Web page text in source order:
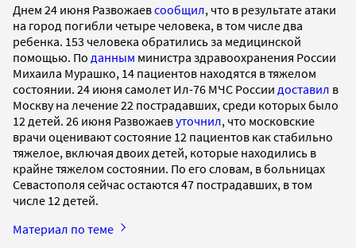
Днем 24 июня Развожаевсообщил, что в результате атаки
на город погибли четыре человека, в том числе два
ребенка. 153 человека обратились за медицинской
помощью. По данным министра здравоохранения России
Михаила Мурашко, 14 пациентов находятся в тяжелом
состоянии. 24 июня самолет Ил-76 МЧС России доставил в
Москву на лечение 22 пострадавших, среди которых было
12 детей. 26 июня Развожаевуточнил, что московские
врачи оценивают состояние 12 пациентов как стабильно
тяжелое, включая двоих детей, которые находились в
крайне тяжелом состоянии. По его словам, в больницах
Севастополя сейчас остаются 47 пострадавших, в том
числе 12 детей.
Материал по теме